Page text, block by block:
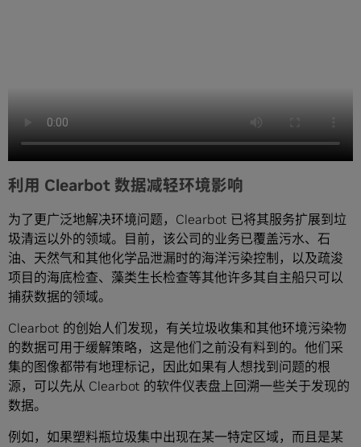
利用 Clearbot 数据减轻环境影响
为了更广泛地解决环境问题，Clearbot 已将其服务扩展到垃
圾清运以外的领域。目前，该公司的业务已覆盖污水、石
油、天然气和其他化学品泄漏时的海洋污染控制，以及疏浚
项目的海底检查、藻类生长检查等其他许多其自主船只可以
捕获数据的领域。
Clearbot 的创始人们发现，有关垃圾收集和其他环境污染物
的数据可用于缓解策略，这是他们之前没有料到的。他们采
集的图像都带有地理标记，因此如果有人想找到问题的根
源，可以先从 Clearbot 的软件仪表盘上回溯一些关于发现的
数据。
例如，如果塑料瓶垃圾集中出现在某一特定区域，而且是某